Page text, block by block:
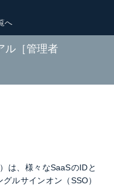
へ
ル［管理者
は、様々なSaaSのIDと
ルサインオン（SSO）